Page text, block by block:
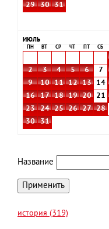
29
30 31
ИЮЛЬ
ПН ВТ СР ЧТ СБ
2
3 4 5 6 7
9
10 11 12 13 14
16
17 18 19 20 21
23
24 25 26 27 28
30
31
Название
история (319)